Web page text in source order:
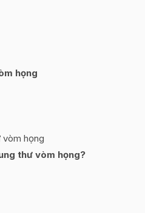
họng
vòm họng
thư vòm họng?